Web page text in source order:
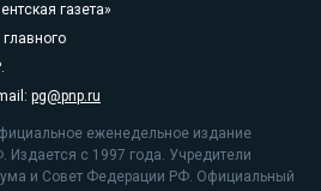
газета»
pg@pnp.ru
еженедельное издание
Издается с 1997 года. Учредители
и Совет Федерации РФ. Официальный